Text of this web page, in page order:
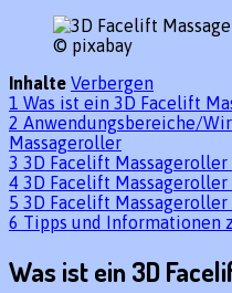
© pixabay
Inhalte Verbergen
1 Was ist ein 3D Facelift
2 Anwendungsbereiche/
Massageroller
3 3D Facelift
4 3D Facelift
5 3D Facelift Massageroller
6 Tipps und Informationen
Was ist ein 3D